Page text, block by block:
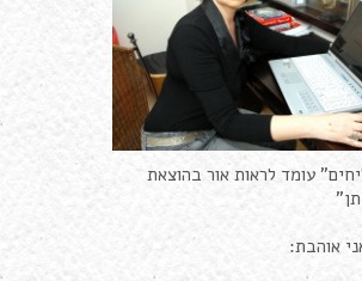
עומד לראות אור בהוצאת
אוהבת: